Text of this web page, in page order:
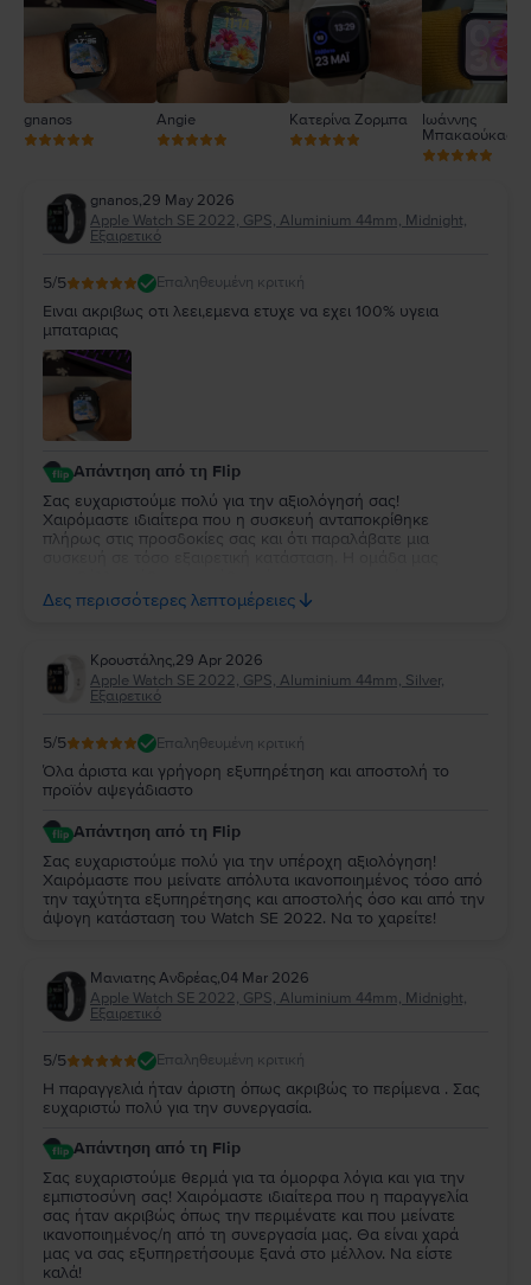
1
gnanos Angie Κατερίνα Ζορμπα
Ιωάννης
Μπακαούκας
gnanos,29 May 2026
Apple Watch SE 2022, GPS, Aluminium 44mm, Midnight,
Εξαιρετικό
5/5 Επαληθευμένη κριτική
Ειναι ακριβως οτι λεει,εμενα ετυχε να εχει 100% υγεια
μπαταριας
Απάντηση από τη Flip
Σας ευχαριστούμε πολύ για την αξιολόγησή σας!
Χαιρόμαστε ιδιαίτερα που η συσκευή ανταποκρίθηκε
πλήρως στις προσδοκίες σας και ότι παραλάβατε μια
προϊόντων να ανταποκρίνονται με ακρίβεια στην πραγματική
τους κατάσταση. Nα τη χαρείτε!
Δες περισσότερες λεπτομέρειες
Κρουστάλης,29 Apr 2026
Apple Watch SE 2022, GPS, Aluminium 44mm, Silver,
Εξαιρετικό
5/5 Επαληθευμένη κριτική
Όλα άριστα και γρήγορη εξυπηρέτηση και αποστολή το
προϊόν αψεγάδιαστο
Απάντηση από τη Flip
Σας ευχαριστούμε πολύ για την υπέροχη αξιολόγηση!
Χαιρόμαστε που μείνατε απόλυτα ικανοποιημένος τόσο από
την ταχύτητα εξυπηρέτησης και αποστολής όσο και από την
άψογη κατάσταση του Watch SE 2022. Να το χαρείτε!
Μανιατης Ανδρέας,04 Mar 2026
Apple Watch SE 2022, GPS, Aluminium 44mm, Midnight,
Εξαιρετικό
5/5 Επαληθευμένη κριτική
Η παραγγελιά ήταν άριστη όπως ακριβώς το περίμενα . Σας
ευχαριστώ πολύ για την συνεργασία.
Απάντηση από τη Flip
Σας ευχαριστούμε θερμά για τα όμορφα λόγια και για την
εμπιστοσύνη σας! Χαιρόμαστε ιδιαίτερα που η παραγγελία
σας ήταν ακριβώς όπως την περιμένατε και που μείνατε
ικανοποιημένος/η από τη συνεργασία μας. Θα είναι χαρά
μας να σας εξυπηρετήσουμε ξανά στο μέλλον. Να είστε
καλά!